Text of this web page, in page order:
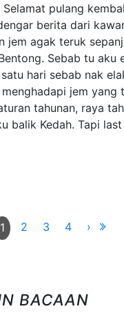
pulang
berita dari
jem agak teruk
Sebab tu aku
hari sebab nak
jem yang
tahunan, raya
balik Kedah. Tapi
1 2 3 4 ›
BACAAN